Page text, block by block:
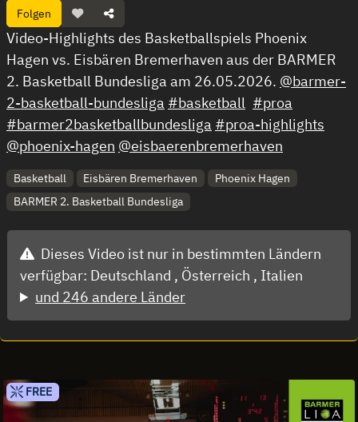
Folgen
Video-Highlights des Basketballspiels Phoenix
Hagen vs. Eisbären Bremerhaven aus der BARMER
2. Basketball Bundesliga am 26.05.2026. @barmer-
2-basketball-bundesliga #basketball #proa
#barmer2basketballbundesliga #proa-highlights
@phoenix-hagen @eisbaerenbremerhaven
Basketball Eisbären Bremerhaven
Phoenix Hagen
BARMER 2. Basketball Bundesliga
Dieses Video ist nur in bestimmten Ländern
verfügbar: Deutschland , Österreich , Italien
und 246 andere Länder
FREE